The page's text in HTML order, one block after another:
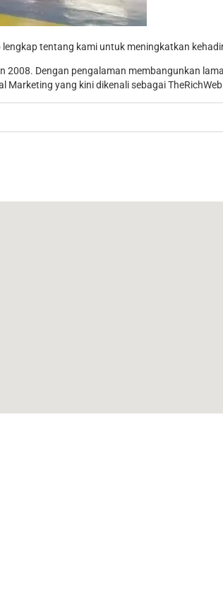
tentang kami untuk meningkatkan
2008. Dengan pengalaman membangunkan
yang kini dikenali sebagai